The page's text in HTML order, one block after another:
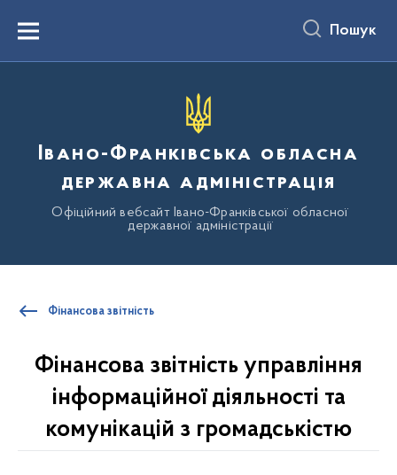
вмістуMenu Пошук
Івано-Франківська обласна
державна адміністрація
Офіційний вебсайт Івано-Франківської обласної
державної адміністрації
Фінансова звітність
Фінансова звітність управління
інформаційної діяльності та
комунікацій з громадськістю